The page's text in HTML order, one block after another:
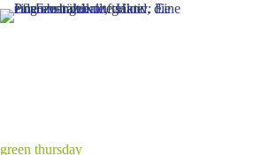
Zum
Inhalt
green thursday